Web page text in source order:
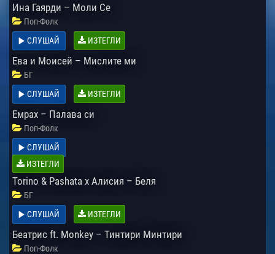
Ина Гаярди – Моли Се
Поп-Фолк
СЛУШАЙ
ИЗТЕГЛИ
Ева и Моисей – Мислите ми
БГ
СЛУШАЙ
ИЗТЕГЛИ
Емрах – Палава си
Поп-Фолк
СЛУШАЙ
ИЗТЕГЛИ
Torino & Pashata x Алисия – Беля
БГ
СЛУШАЙ
ИЗТЕГЛИ
Беатрис ft. Monkey – Тинтири Минтири
Поп-Фолк